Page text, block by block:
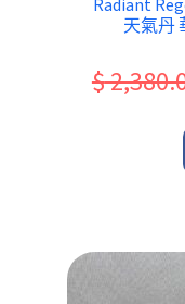
Radiant
天氣丹
$